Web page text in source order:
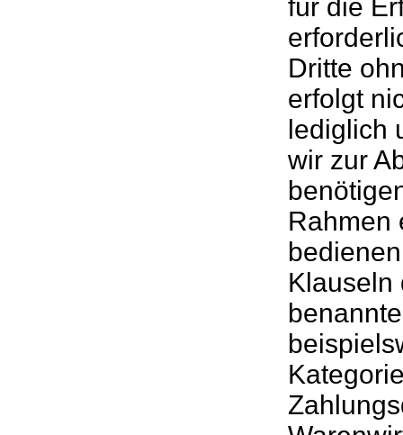
für die
Dritte
erfolgt
lediglich
wir zur
Rahmen
Klauseln